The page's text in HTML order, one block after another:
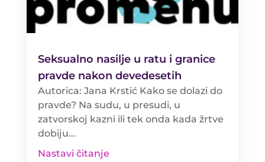
Seksualno nasilje u ratu i granice
pravde nakon devedesetih
Autorica: Jana Krstić Kako se dolazi do
pravde? Na sudu, u presudi, u
zatvorskoj kazni ili tek onda kada žrtve
dobiju...
Nastavi čitanje